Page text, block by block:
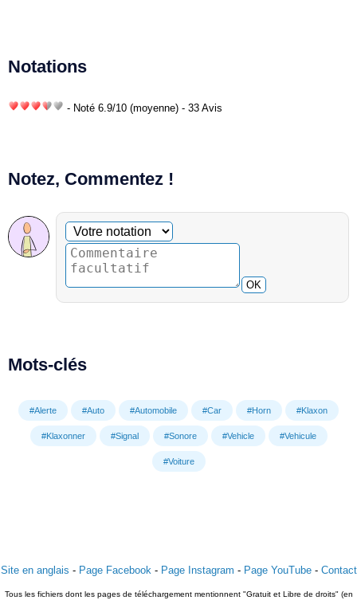
Notations
- Noté 6.9/10 (moyenne) - 33 Avis
Notez, Commentez !
Commentaire facultatif
Votre notation
OK
Mots-clés
#Alerte #Auto #Automobile #Car #Horn #Klaxon
#Klaxonner #Signal #Sonore #Vehicle #Vehicule
#Voiture
Site en anglais - Page Facebook - Page Instagram - Page YouTube- Contact
Tous les fichiers dont les pages de téléchargement mentionnent "Gratuit et Libre de droits" (en